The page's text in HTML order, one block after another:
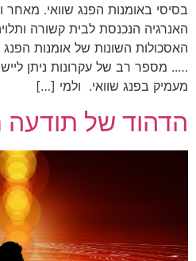
בסיסי באומנות הפנג שוואי. מאחר
האנרגיה הנכנסת לבית קשורה
האסכולות השונות של אומנות
….. מספר רב של עקרונות ניתן
מעמיק בפנג שוואי. ולמי […]
הדהוד של